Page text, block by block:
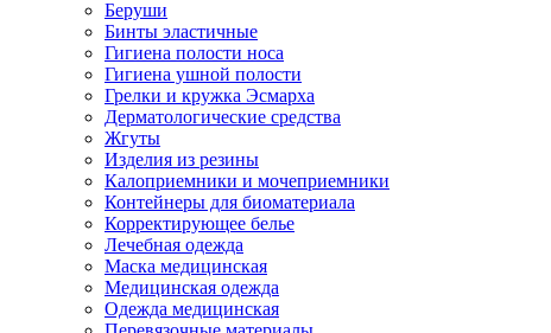
Беруши
Бинты эластичные
Гигиена полости носа
Гигиена ушной полости
Грелки и кружка Эсмарха
Дерматологические средства
Жгуты
Изделия из резины
Калоприемники и мочеприемники
Контейнеры для биоматериала
Корректирующее белье
Лечебная одежда
Маска медицинская
Медицинская одежда
Одежда медицинская